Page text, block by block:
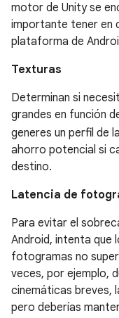
motor de Unity se
importante tener en
plataforma de
Texturas
Determinan si
grandes en función
generes un perfil de la
ahorro potencial si
destino.
Latencia de
Para evitar el
Android, intenta que
fotogramas no
veces, por ejemplo,
cinemáticas breves,
pero deberías